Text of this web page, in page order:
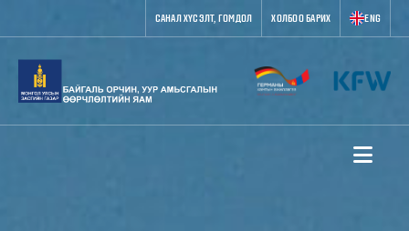
САНАЛ ХҮСЭЛТ, ГОМДОЛ ХОЛБОО БАРИХ ENG